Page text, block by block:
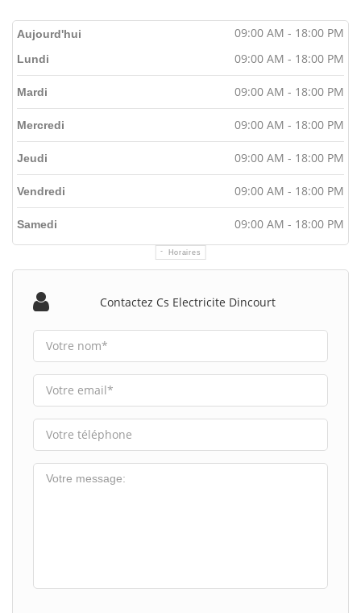
Aujourd'hui 09:00 AM - 18:00 PM
Horaires
Lundi 09:00 AM - 18:00 PM
Mardi 09:00 AM - 18:00 PM
Mercredi 09:00 AM - 18:00 PM
Jeudi 09:00 AM - 18:00 PM
Vendredi 09:00 AM - 18:00 PM
Samedi 09:00 AM - 18:00 PM
Contactez Cs Electricite Dincourt